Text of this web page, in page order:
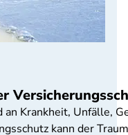
an Krankheit, Unfälle,
kann der